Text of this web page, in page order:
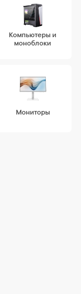
Компьютеры и
моноблоки
Мониторы